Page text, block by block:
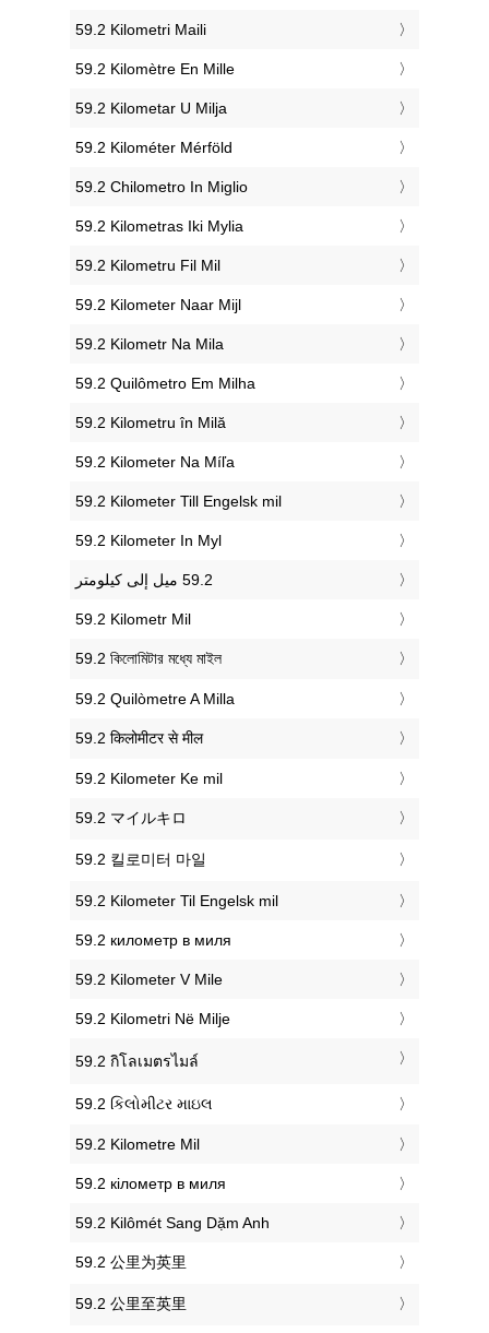
‎59.2 Kilometri Maili
‎59.2 Kilomètre En Mille
‎59.2 Kilometar U Milja
‎59.2 Kilométer Mérföld
‎59.2 Chilometro In Miglio
‎59.2 Kilometras Iki Mylia
‎59.2 Kilometru Fil Mil
‎59.2 Kilometer Naar Mijl
‎59.2 Kilometr Na Mila
‎59.2 Quilômetro Em Milha
‎59.2 Kilometru în Milă
‎59.2 Kilometer Na Míľa
‎59.2 Kilometer Till Engelsk mil
‎59.2 Kilometer In Myl
‎59.2 Kilometr Mil
‎59.2 কিলোমিটার মধ্যে মাইল
‎59.2 Quilòmetre A Milla
‎59.2 किलोमीटर से मील
‎59.2 Kilometer Ke mil
‎59.2 マイルキロ
‎59.2 킬로미터 마일
‎59.2 Kilometer Til Engelsk mil
‎59.2 километр в миля
‎59.2 Kilometer V Mile
‎59.2 Kilometri Në Milje
‎59.2 กิโลเมตรไมล์
‎59.2 કિલોમીટર માઇલ
‎59.2 Kilometre Mil
‎59.2 кілометр в миля
‎59.2 Kilômét Sang Dặm Anh
‎59.2 公里为英里
‎59.2 公里至英里